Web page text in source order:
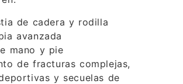
de cadera y rodilla
avanzada
mano y pie
de fracturas complejas,
y secuelas de